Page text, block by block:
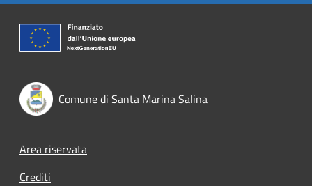
Comune di Santa Marina Salina
Footer menu
Area riservata
Crediti